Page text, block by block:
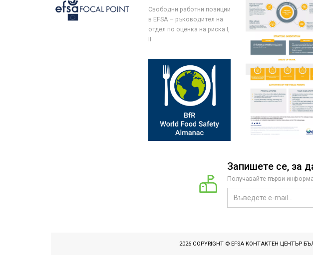
Свободни работни позиции
в EFSA – ръководител на
отдел по оценка на риска I,
II
Запишете се, за
Получавайте първи
2026 COPYRIGHT © EFSA КОНТАКТЕН